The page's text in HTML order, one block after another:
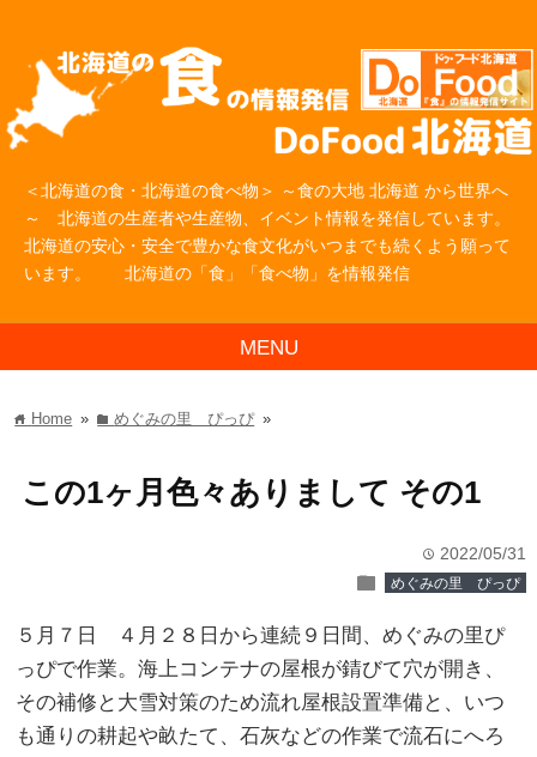
＜北海道の食・北海道の食べ物＞ ～食の大地 北海道 から世界へ
～ 北海道の生産者や生産物、イベント情報を発信しています。
北海道の安心・安全で豊かな食文化がいつまでも続くよう願って
います。 北海道の「食」「食べ物」を情報発信
MENU
home Home » folderめぐみの里 ぴっぴ »
この1ヶ月色々ありまして その1
time 2022/05/31
folder めぐみの里 ぴっぴ
５月７日 ４月２８日から連続９日間、めぐみの里ぴ
っぴで作業。海上コンテナの屋根が錆びて穴が開き、
その補修と大雪対策のため流れ屋根設置準備と、いつ
も通りの耕起や畝たて、石灰などの作業で流石にへろ